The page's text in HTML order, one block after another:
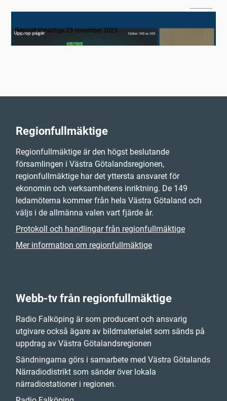
Regionfullmäktige 25 november 2025
Regionfullmäktige
Regionfullmäktige är den högst beslutande
församlingen i Västra Götalandsregionen,
regionfullmäktige har det yttersta ansvaret för
ekonomin och verksamhetens inriktning. De 149
ledamöterna kommer från hela Västra Götaland och
väljs i de allmänna valen vart fjärde år.
Protokoll och handlingar från regionfullmäktige
Mer information om regionfullmäktige
Webb-tv från regionfullmäktige
Radio Falköping är som producent och ansvarig
utgivare också ägare av bildmaterialet som sänds på
uppdrag av Västra Götalandsregionen
Sändningarna görs i samarbete med Västra Götalands
Närradiodistrikt som sänder över lokala
närradiostationer i regionen.